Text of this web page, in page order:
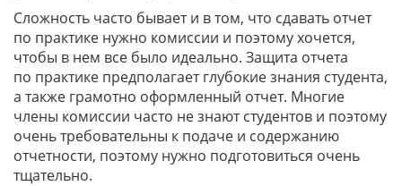
Сложность часто бывает и в том, что сдавать отчет
по практике нужно комиссии и поэтому хочется,
чтобы в нем все было идеально. Защита отчета
по практике предполагает глубокие знания студента,
а также грамотно оформленный отчет. Многие
члены комиссии часто не знают студентов и поэтому
очень требовательны к подаче и содержанию
отчетности, поэтому нужно подготовиться очень
тщательно.